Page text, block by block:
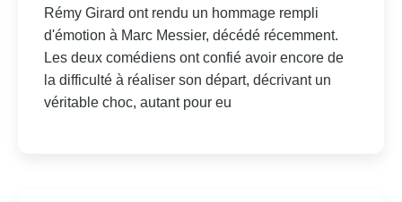
Rémy Girard ont rendu un hommage rempli
d'émotion à Marc Messier, décédé récemment.
Les deux comédiens ont confié avoir encore de
la difficulté à réaliser son départ, décrivant un
véritable choc, autant pour eu